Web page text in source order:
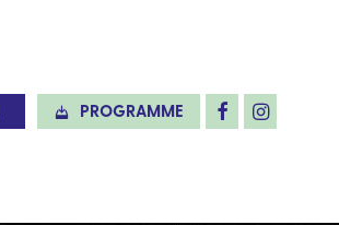
PROGRAMME